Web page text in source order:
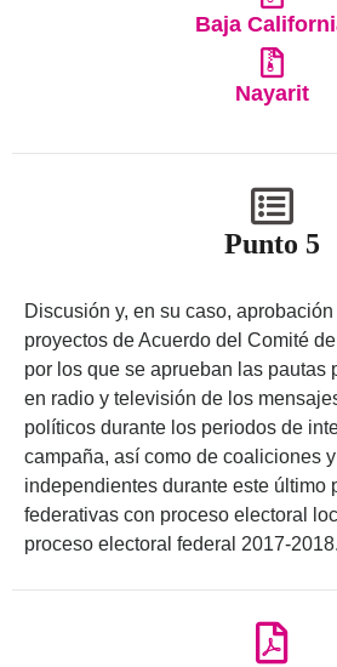
Baja
Nayarit
Punto 5
Discusión y, en su caso,
proyectos de Acuerdo del Comité
por los que se aprueban las pautas
en radio y televisión de los
políticos durante los periodos de
campaña, así como de coaliciones
independientes durante este último
federativas con proceso electoral
proceso electoral federal 2017-2018.